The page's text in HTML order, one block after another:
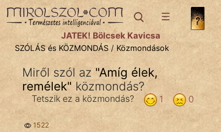
SZÓLÁS ÉS KÖZMONDÁStémák:
Bibliai
Közmondások
Szállóigék
JÁTÉK! Bölcsek Kavicsa
SZÓLÁS és KÖZMONDÁS / Közmondások
Miről szól az "Amíg élek,
remélek" közmondás?
0
1
Tetszik ez a közmondás?
1522